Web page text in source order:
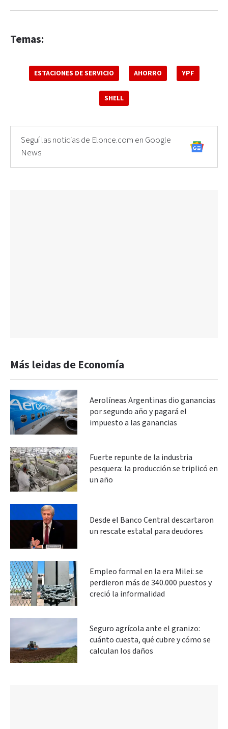
Temas:
ESTACIONES DE SERVICIO AHORRO YPF
SHELL
Seguí las noticias de Elonce.com en Google
News
Más leidas de Economía
Aerolíneas Argentinas dio ganancias
por segundo año y pagará el
impuesto a las ganancias
Fuerte repunte de la industria
pesquera: la producción se triplicó en
un año
Desde el Banco Central descartaron
un rescate estatal para deudores
Empleo formal en la era Milei: se
perdieron más de 340.000 puestos y
creció la informalidad
Seguro agrícola ante el granizo:
cuánto cuesta, qué cubre y cómo se
calculan los daños